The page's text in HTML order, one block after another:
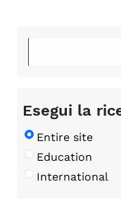
Esegui la
Entire site
Education
International